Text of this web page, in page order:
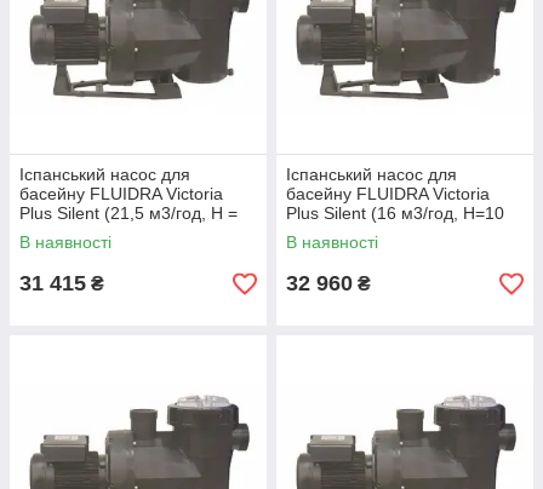
Іспанський насос для
басейну FLUIDRA Victoria
Plus Silent (21,5 м3/год, Н =
10 м), P=1,1 кВт, 230 В
В наявності
31 415 ₴
Іспанський насос для
басейну FLUIDRA Victoria
Plus Silent (16 м3/год, Н=10
м), P=0,78 кВт, 230/В
В наявності
32 960 ₴